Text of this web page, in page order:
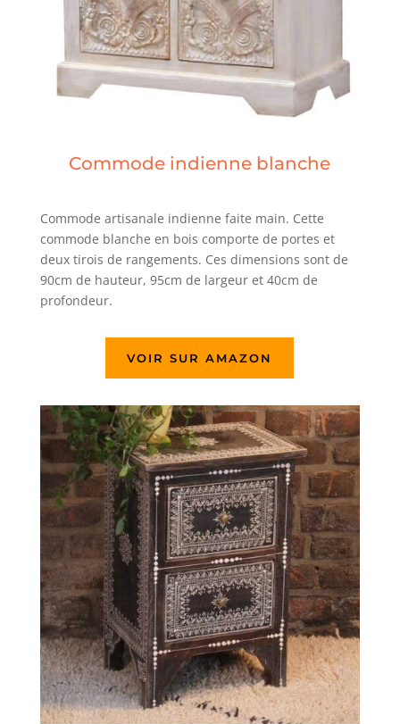
Commode indienne blanche
Commode artisanale indienne faite main. Cette
commode blanche en bois comporte de portes et
deux tirois de rangements. Ces dimensions sont de
90cm de hauteur, 95cm de largeur et 40cm de
profondeur.
VOIR SUR AMAZON